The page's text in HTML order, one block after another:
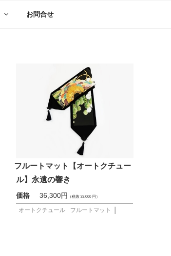
お問合せ
フルートマット【オートクチュー
ル】永遠の響き
価格 36,300円 （税抜 33,000 円）
オートクチュール フルートマット